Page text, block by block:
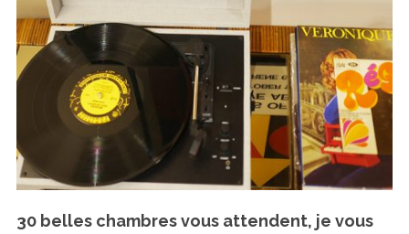
30 belles chambres vous attendent, je vous